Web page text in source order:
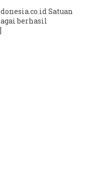
Satuan
berhasil